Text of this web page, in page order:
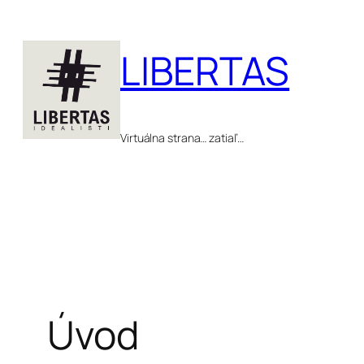
na
obsah
LIBERTAS
Virtuálna strana… zatiaľ…
Úvod